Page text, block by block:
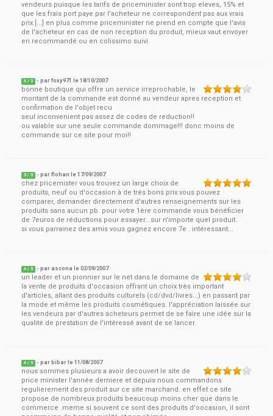
vendeurs puisque les tarifs de priceminister sont trop eleves, 15% et
que les frais port paye par l'acheteur ne correspondent pas aux vrais
prix [...] en plus comme priceminister ne prend en compte que l'avis
de l'acheteur en cas de non reception du produit, mieux vaut envoyer
en recommandé ou en colissimo suivi.
4 / 5 - parfoxy971 le18/10/2007
bonne boutique qui offre un service irreprochable, le
montant de la commande est donné au vendeur apres reception et
confirmation de l'objet recu
seul inconvenient pas assez de codes de reduction!!
ou valable sur une seule commande dommage!!! donc moins de
commande sur ce site pour moi!!
5 / 5 - parflohan le17/09/2007
chez pricemister vous trouvez un large choix de
produits, neuf ou d'occasion à de trés bons prix.vous pouvez
comparer, demander directement d'autres renseignements sur les
produits sans aucun pb. pour votre 1ère commande vous bénéficier
de 7euros de réductions pour essayer...sur n'importe quel produit.
si vous parrainez des amis vous gagnez encore 7e . intéressant...
4 / 5 - par ascona le02/09/2007
un leader et un pionnier sur le net dans le domaine de
la vente de produits d'occasion offrant un choix très important
d'articles, allant des produits culturels (cd/dvd/livres...) en passant par
la mode et même les produits cosmétiques. l'appréciation laissée sur
les vendeurs par d'autres acheteurs permet de se faire une idée sur la
qualité de prestation de l'intéressé avant de se lancer.
4 / 5 - par bibar le11/08/2007
nous sommes plusieurs a avoir decouvert le site de
price minister l'année derniere et depuis nous commandons
regulierement des produit sur ce site marchand. en effet ce site
propose de nombreux produits beaucoup moins cher que dans le
commerce .meme si souvent ce sont des produits d'oocasion, il sont